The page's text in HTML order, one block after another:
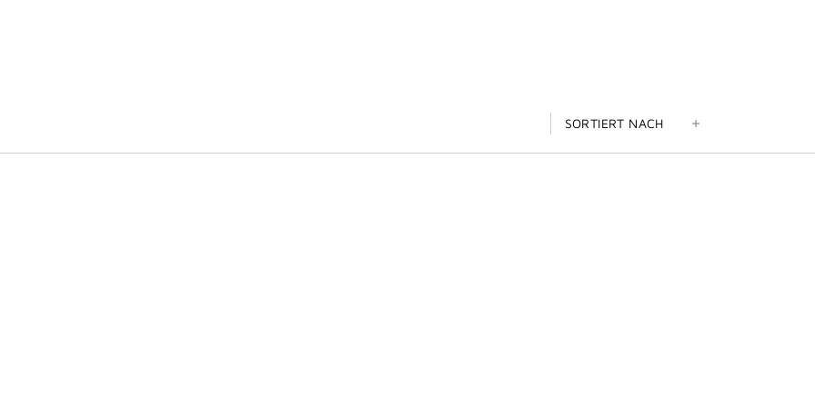
SORTIERT NACH